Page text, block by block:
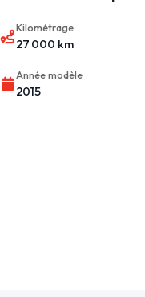
Kilométrage
27 000 km
Année modèle
2015